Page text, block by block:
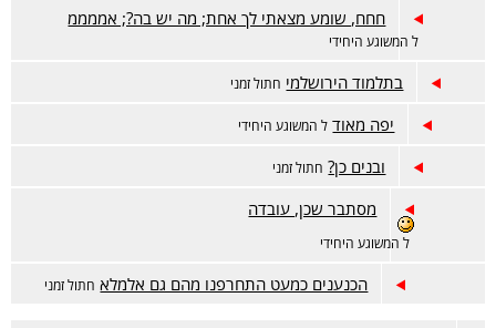
חחח, שומע מצאתי לך אחת; מה יש בה?; אממממ
ל המשוגע היחידי
בתלמוד הירושלמי חתול זמני
יפה מאוד ל המשוגע היחידי
ובנים כן? חתול זמני
מסתבר שכן, עובדה
ל המשוגע היחידי
הכנענים כמעט התחרפנו מהם גם אלמלא חתול זמני